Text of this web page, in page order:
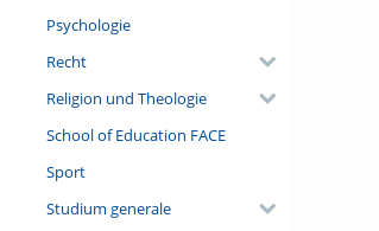
Psychologie
Recht
Religion und Theologie
School of Education FACE
Sport
Studium generale